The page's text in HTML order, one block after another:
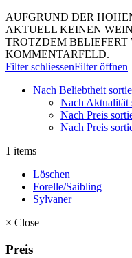
AUFGRUND DER
AKTUELL KEINEN
TROTZDEM BELIEFERT
KOMMENTARFELD.
Filter schliessenFilter öffnen
Nach Beliebtheit
Nach Aktualität
Nach Preis
Nach Preis
1 items
Löschen
Forelle/Saibling
Sylvaner
× Close
Preis